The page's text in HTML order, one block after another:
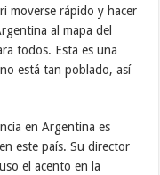
moverse rápido y hacer
al mapa del
todos. Esta es una
está tan poblado, así
en Argentina es
este país. Su director
el acento en la